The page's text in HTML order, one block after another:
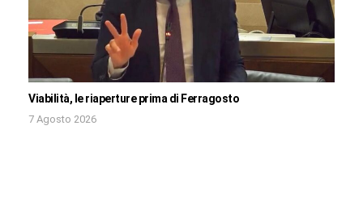
Viabilità, le riaperture prima di Ferragosto
7 Agosto 2026